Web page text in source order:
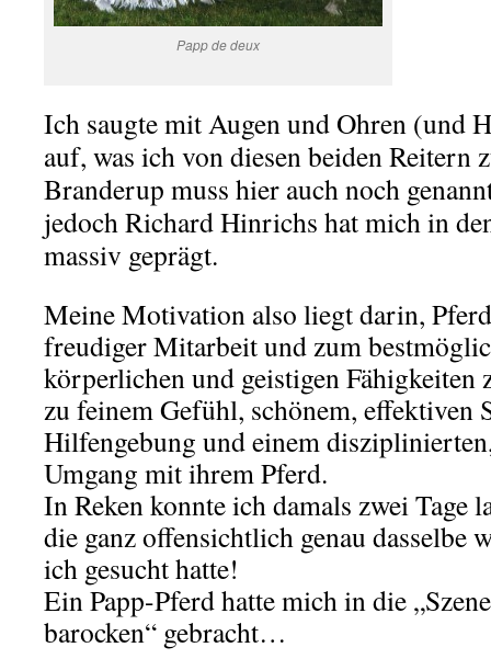
Papp de deux
Ich saugte mit Augen und Ohren (und
auf, was ich von diesen beiden Reitern
Branderup muss hier auch noch
jedoch Richard Hinrichs hat mich in
massiv geprägt.
Meine Motivation also liegt darin,
freudiger Mitarbeit und zum
körperlichen und geistigen Fähigkeiten
zu feinem Gefühl, schönem, effektiven
Hilfengebung und einem
Umgang mit ihrem Pferd.
In Reken konnte ich damals zwei Tage
die ganz offensichtlich genau dasselbe
ich gesucht hatte!
Ein Papp-Pferd hatte mich in die
barocken“ gebracht…